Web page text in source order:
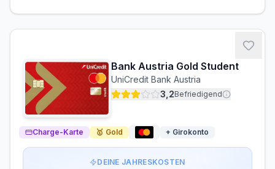
Zinsen & Kredit
ZINSFREIE ZEIT
0 Tage
MINDESTTILGUNG
5%
Bargeldabhebungen: Zinsen ab Tag 1
Bargeldabhebungen fallen sofort
18,00% p.a.Zinsen an.
Voraussetzungen
Bank Austria Gold Student
UniCredit Bank Austria
3,2Befriedigend
Charge-Karte 🥇 Gold + Girokonto
DEINE JAHRESKOSTEN